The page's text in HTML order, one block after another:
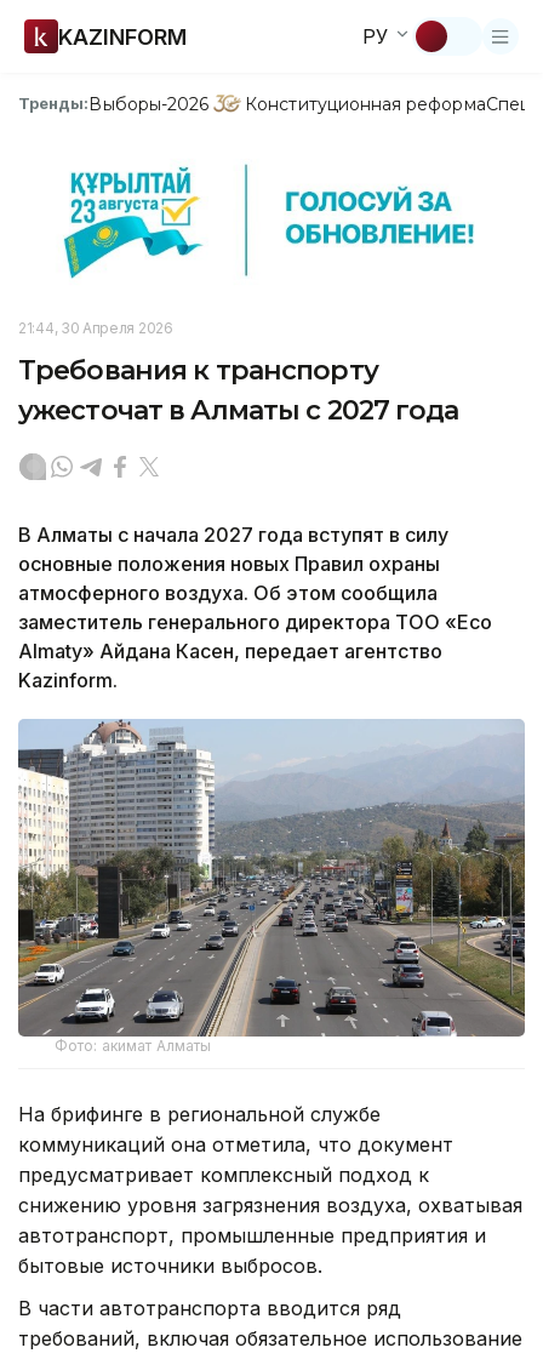
KAZINFORM РУ
Тренды:Выборы-2026 Конституционная реформа
21:44, 30 Апреля 2026
Требования к транспорту
ужесточат в Алматы с 2027 года
В Алматы с начала 2027 года вступят в силу
основные положения новых Правил охраны
атмосферного воздуха. Об этом сообщила
заместитель генерального директора ТОО «Eco
Almaty» Айдана Касен, передает агентство
Kazinform.
Фото: акимат Алматы
На брифинге в региональной службе
коммуникаций она отметила, что документ
предусматривает комплексный подход к
снижению уровня загрязнения воздуха, охватывая
автотранспорт, промышленные предприятия и
бытовые источники выбросов.
В части автотранспорта вводится ряд
требований, включая обязательное использование